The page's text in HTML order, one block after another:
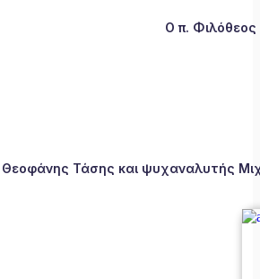
Ο π.
Τάσης και ψυχαναλυτής